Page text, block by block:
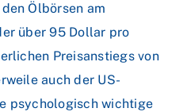
Ölbörsen am
über 95 Dollar pro
Preisanstiegs von
auch der US-
psychologisch wichtige